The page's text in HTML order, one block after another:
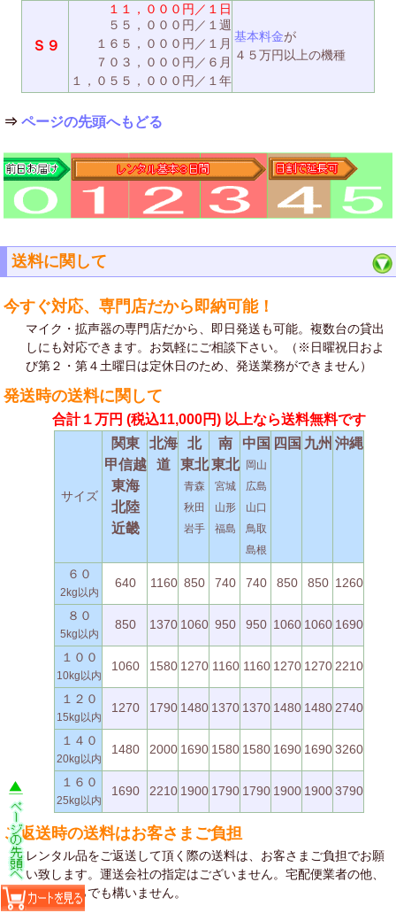
Ｓ９
１１，０００円／１日
５５，０００円／１週
１６５，０００円／１月
７０３，０００円／６月
１，０５５，０００円／１年
基本料金が
４５万円以上の機種
⇒ページの先頭へもどる
送料に関して
今すぐ対応、専門店だから即納可能！
マイク・拡声器の専門店だから、即日発送も可能。複数台の貸出
しにも対応できます。お気軽にご相談下さい。（※日曜祝日およ
び第２・第４土曜日は定休日のため、発送業務ができません）
発送時の送料に関して
合計１万円 (税込11,000円) 以上なら送料無料です
サイズ
関東
甲信越
東海
北陸
近畿
北海
道
北
東北
青森
秋田
岩手
南
東北
宮城
山形
福島
中国
岡山
広島
山口
鳥取
島根
四国 九州 沖縄
６０
2kg以内
640 1160 850 740 740 850 850 1260
８０
5kg以内
850 1370 1060 950 950 1060 1060 1690
１００
10kg以内
1060 1580 1270 1160 1160 1270 1270 2210
１２０
15kg以内
1270 1790 1480 1370 1370 1480 1480 2740
１４０
20kg以内
1480 2000 1690 1580 1580 1690 16903260
１６０
25kg以内
1690 2210 1900 1790 1790 1900 19003790
ご返送時の送料はお客さまご負担
レンタル品をご返送して頂く際の送料は、お客さまご負担でお願
い致します。運送会社の指定はございません。宅配便業者の他、
郵便局からでも構いません。